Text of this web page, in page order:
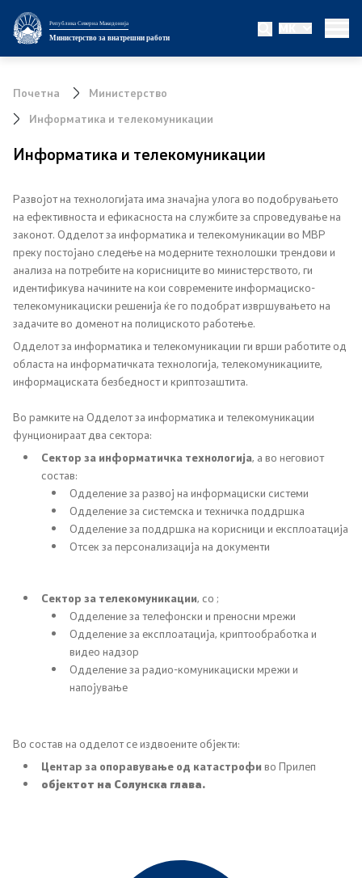
Република Северна Македонија
Министерство за внатрешни работи
MK
Министерство
Министер
Заменик министер
Државен секретар
Биро за јавна безбедност
Внатрешна контрола
Дисциплински и судски постапки
Правни работи
Полициска академија
Безбедност на класифицирани информации и
соработка со НАТО
Информатика и телекомуникации
Општи и заеднички работи
Прекршоци
Сајбер безбедност
Анализи и статистики
Збирна анализа
Почетна
Министерство
Информатика и телекомуникации
Информатика и телекомуникации
Развојот на технологијата има значајна улога во подобрувањето
на ефективноста и ефикасноста на службите за спроведување на
законот. Одделот за информатика и телекомуникации во МВР
преку постојано следење на модерните технолошки трендови и
анализа на потребите на корисниците во министерството, ги
идентификува начините на кои современите информациско-
телекомуникациски решенија ќе го подобрат извршувањето на
задачите во доменот на полициското работење.
Одделот за информатика и телекомуникации ги врши работите од
областа на информатичката технологија, телекомуникациите,
информациската безбедност и криптозаштита.
Во рамките на Одделот за информатика и телекомуникации
фунционираат два сектора:
Сектор за информатичка технологија, а во неговиот
состав:
Одделение за развој на информациски системи
Одделение за системска и техничка поддршка
Одделение за поддршка на корисници и експлоатација
Отсек за персонализација на документи
Сектор за телекомуникации, со ;
Одделение за телефонски и преносни мрежи
Одделение за експлоатација, криптообработка и
видео надзор
Одделение за радио-комуникациски мрежи и
напојување
Во состав на одделот се издвоените објекти:
Центар за опоравување од катастрофи во Прилеп
објектот на Солунска глава.